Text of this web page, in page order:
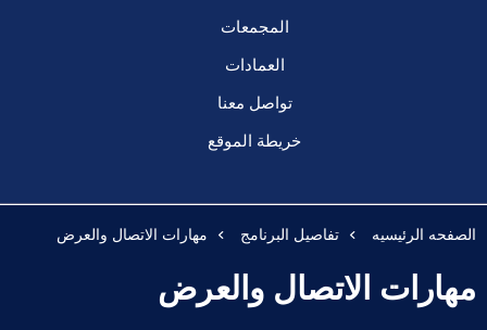
المجمعات
العمادات
تواصل معنا
خريطة الموقع
الصفحه الرئيسيه تفاصيل البرنامج مهارات الاتصال والعرض
مهارات الاتصال والعرض